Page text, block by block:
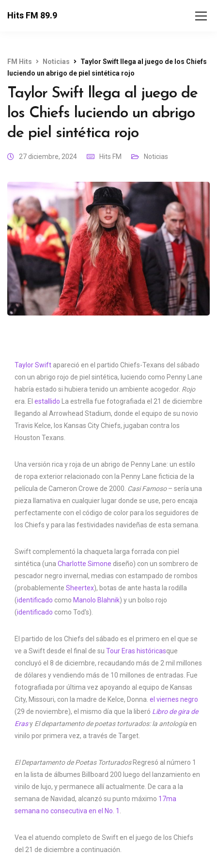
Hits FM 89.9
FM Hits Noticias
Taylor Swift llega al juego de los Chiefs
luciendo un abrigo de piel sintética rojo
Taylor Swift llega al juego de
los Chiefs luciendo un abrigo
de piel sintética rojo
27 diciembre, 2024 Hits FM Noticias
Taylor Swift apareció en el partido Chiefs-Texans del sábado
con un abrigo rojo de piel sintética, luciendo como Penny Lane
habría estado si hubiera tenido un ambiente acogedor. Rojo
era. El estallido La estrella fue fotografiada el 21 de diciembre
llegando al Arrowhead Stadium, donde el equipo de su novio
Travis Kelce, los Kansas City Chiefs, jugaban contra los
Houston Texans.
Una versión rica y roja de un abrigo de Penny Lane: un estilo
de ropa exterior relacionado con la Penny Lane ficticia de la
película de Cameron Crowe de 2000. Casi Famoso– sería una
pieza llamativa en cualquier lugar donde se use, pero encaja
perfectamente con el código de color para los seguidores de
los Chiefs y para las festividades navideñas de esta semana.
Swift complementó la chaqueta larga forrada con piel
sintética (una Charlotte Simone diseño) con un sombrero de
pescador negro invernal, medias con estampado de rombos
(probablemente Sheertex), botas de ante hasta la rodilla
(identificado como Manolo Blahnik) y un bolso rojo
(identificado como Tod's).
El partido de los Chiefs del sábado es el primero en el que se
ve a Swift desde el final de su Tour Eras históricasque
concluyó el 8 de diciembre, recaudando más de 2 mil millones
de dólares y vendiendo más de 10 millones de entradas. Fue
fotografiada por última vez apoyando al equipo de Kansas
City, Missouri, con la madre de Kelce, Donna. el viernes negro
(29 de noviembre), el mismo día que la liberó Libro de gira de
Erasy El departamento de poetas torturados: la antología en
vinilo por primera vez, a través de Target.
El Departamento de Poetas TorturadosRegresó al número 1
en la lista de álbumes Billboard 200 luego del lanzamiento en
vinilo de lujo, y permanece allí actualmente. De cara a la
semana de Navidad, alcanzó su punto máximo 17ma
semana no consecutiva en el No. 1 .
Vea el atuendo completo de Swift en el juego de los Chiefs
del 21 de diciembre a continuación.